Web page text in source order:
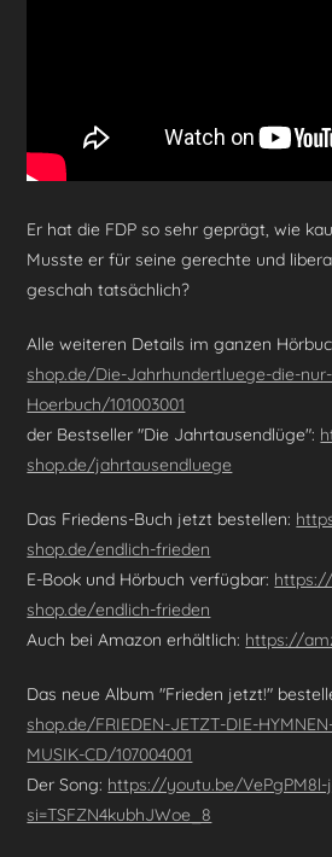
Er hat die FDP so sehr geprägt, wie
Musste er für seine gerechte und
geschah tatsächlich?
Alle weiteren Details im ganzen
shop.de/Die-Jahrhundertluege-die-
Hoerbuch/101003001
der Bestseller "Die Jahrtausendlüge":
shop.de/jahrtausendluege
Das Friedens-Buch jetzt bestellen:
shop.de/endlich-frieden
E-Book und Hörbuch verfügbar:
shop.de/endlich-frieden
Auch bei Amazon erhältlich: https://
Das neue Album "Frieden jetzt!"
shop.de/FRIEDEN-JETZT-DIE-
MUSIK-CD/107004001
Der Song: https://youtu.be/VePgPM8l-
si=TSFZN4kubhJWoe_8